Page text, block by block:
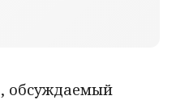
обсуждаемый